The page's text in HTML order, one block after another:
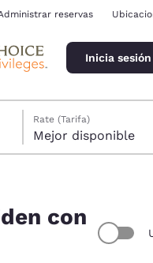
reservas
Inicia
Rate (Tarifa)
Mejor disponible
con